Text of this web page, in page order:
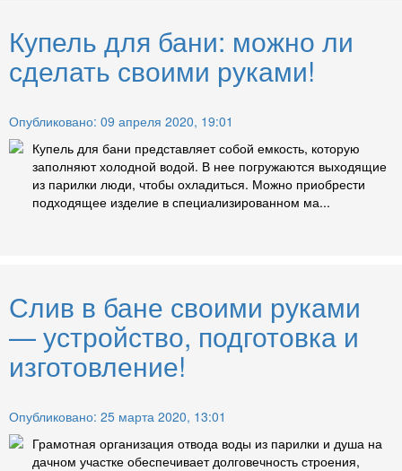
Купель для бани: можно ли
сделать своими руками!
Опубликовано: 09 апреля 2020, 19:01
Купель для бани представляет собой емкость, которую
заполняют холодной водой. В нее погружаются выходящие
из парилки люди, чтобы охладиться. Можно приобрести
подходящее изделие в специализированном ма...
Слив в бане своими руками
— устройство, подготовка и
изготовление!
Опубликовано: 25 марта 2020, 13:01
Грамотная организация отвода воды из парилки и душа на
дачном участке обеспечивает долговечность строения,